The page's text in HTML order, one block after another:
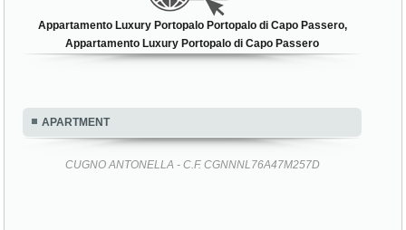
Appartamento Luxury Portopalo Portopalo di Capo Passero,
Appartamento Luxury Portopalo di Capo Passero
APARTMENT
CUGNO ANTONELLA - C.F. CGNNNL76A47M257D